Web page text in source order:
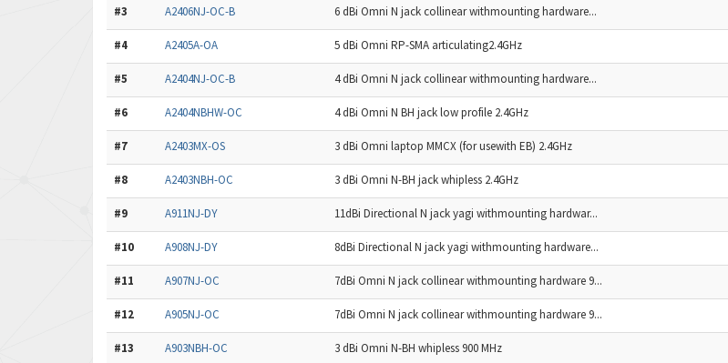
#3 A2406NJ-OC-B 6 dBi Omni N jack collinear withmounting hardware...
#4 A2405A-OA 5 dBi Omni RP-SMA articulating2.4GHz
#5 A2404NJ-OC-B 4 dBi Omni N jack collinear withmounting hardware...
#6 A2404NBHW-OC 4 dBi Omni N BH jack low profile 2.4GHz
#7 A2403MX-OS 3 dBi Omni laptop MMCX (for usewith EB) 2.4GHz
#8 A2403NBH-OC 3 dBi Omni N-BH jack whipless 2.4GHz
#9 A911NJ-DY 11dBi Directional N jack yagi withmounting hardwar...
#10 A908NJ-DY 8dBi Directional N jack yagi withmounting hardware...
#11 A907NJ-OC 7dBi Omni N jack collinear withmounting hardware 9...
#12 A905NJ-OC 7dBi Omni N jack collinear withmounting hardware 9...
#13 A903NBH-OC 3 dBi Omni N-BH whipless 900 MHz